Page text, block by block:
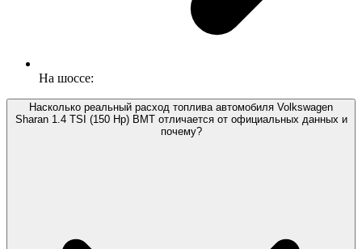
На шоссе:
Насколько реальный расход топлива автомобиля Volkswagen
Sharan 1.4 TSI (150 Hp) BMT отличается от официальных данных и
почему?